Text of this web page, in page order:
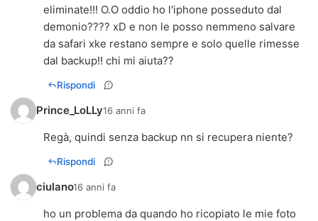
eliminate!!! O.O oddio ho l'iphone posseduto dal
demonio???? xD e non le posso nemmeno salvare
da safari xke restano sempre e solo quelle rimesse
dal backup!! chi mi aiuta??
Rispondi
Prince_LoLLy16 anni fa
Regà, quindi senza backup nn si recupera niente?
Rispondi
ciulano16 anni fa
ho un problema da quando ho ricopiato le mie foto